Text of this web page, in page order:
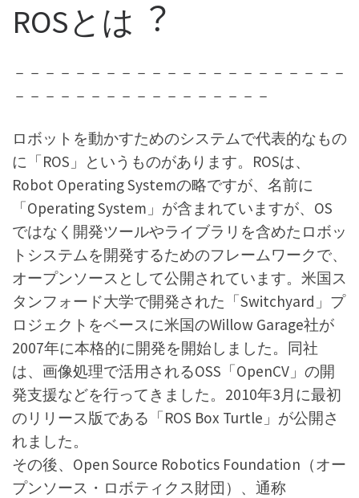
ROSとは︖
－－－－－－－－－－－－－－－－－－－－－－
－－－－－－－－－－－－－－－－－
ロボットを動かすためのシステムで代表的なもの
に「ROS」というものがあります。ROSは、
Robot Operating Systemの略ですが、名前に
「Operating System」が含まれていますが、OS
ではなく開発ツールやライブラリを含めたロボッ
トシステムを開発するためのフレームワークで、
オープンソースとして公開されています。米国ス
タンフォード大学で開発された「Switchyard」プ
ロジェクトをベースに米国のWillow Garage社が
2007年に本格的に開発を開始しました。同社
は、画像処理で活用されるOSS「OpenCV」の開
発支援などを行ってきました。2010年3月に最初
のリリース版である「ROS Box Turtle」が公開さ
れました。
その後、Open Source Robotics Foundation（オー
プンソース・ロボティクス財団）、通称